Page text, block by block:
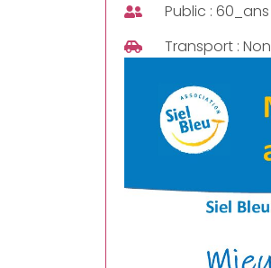
Public : 60_ans
Transport : Non